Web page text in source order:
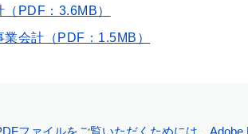
PDF：3.6MB）
会計（PDF：1.5MB）
ファイルをご覧いただくためには、